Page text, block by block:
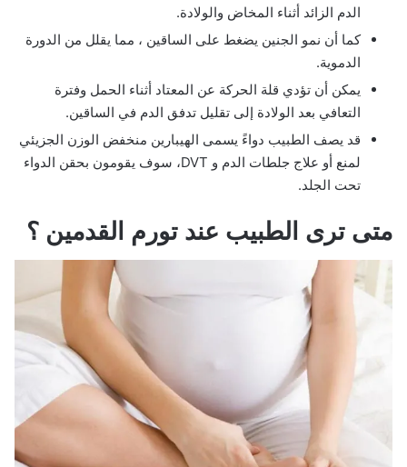
الدم الزائد أثناء المخاض والولادة.
كما أن نمو الجنين يضغط على الساقين ، مما يقلل من الدورة
الدموية.
يمكن أن تؤدي قلة الحركة عن المعتاد أثناء الحمل وفترة
التعافي بعد الولادة إلى تقليل تدفق الدم في الساقين.
قد يصف الطبيب دواءً يسمى الهيبارين منخفض الوزن الجزيئي
لمنع أو علاج جلطات الدم و DVT، سوف يقومون بحقن الدواء
تحت الجلد.
متى ترى الطبيب عند تورم القدمين ؟